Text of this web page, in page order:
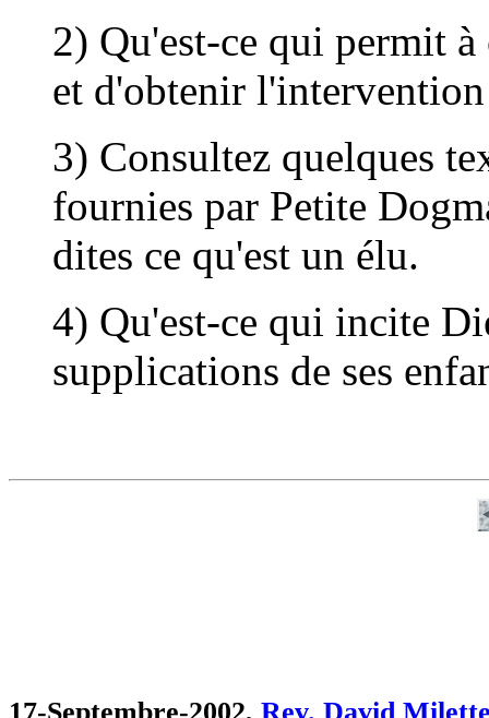
2) Qu'est-ce qui permit
et d'obtenir
3) Consultez quelques
fournies par Petite
dites ce qu'est un élu.
4) Qu'est-ce qui incite
supplications de ses